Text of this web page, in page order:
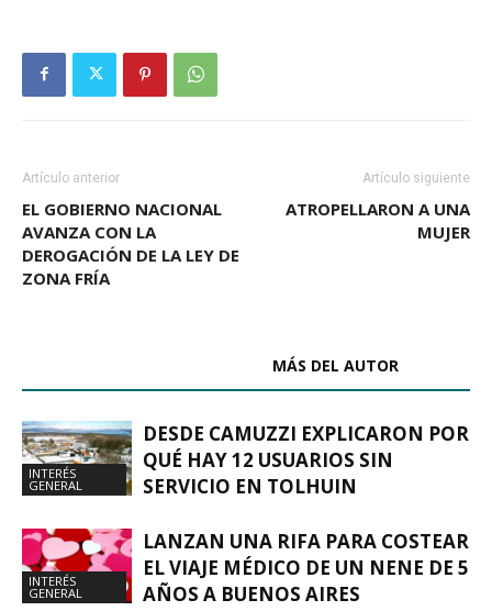
Artículo anterior
EL GOBIERNO NACIONAL
AVANZA CON LA
DEROGACIÓN DE LA LEY DE
ZONA FRÍA
Artículo siguiente
ATROPELLARON A UNA
MUJER
MÁS DEL AUTOR
INTERÉS
GENERAL
DESDE CAMUZZI EXPLICARON POR
QUÉ HAY 12 USUARIOS SIN
SERVICIO EN TOLHUIN
INTERÉS
GENERAL
LANZAN UNA RIFA PARA COSTEAR
EL VIAJE MÉDICO DE UN NENE DE 5
AÑOS A BUENOS AIRES